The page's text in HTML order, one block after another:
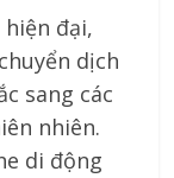
đại,
dịch
sang các
nhiên.
di động